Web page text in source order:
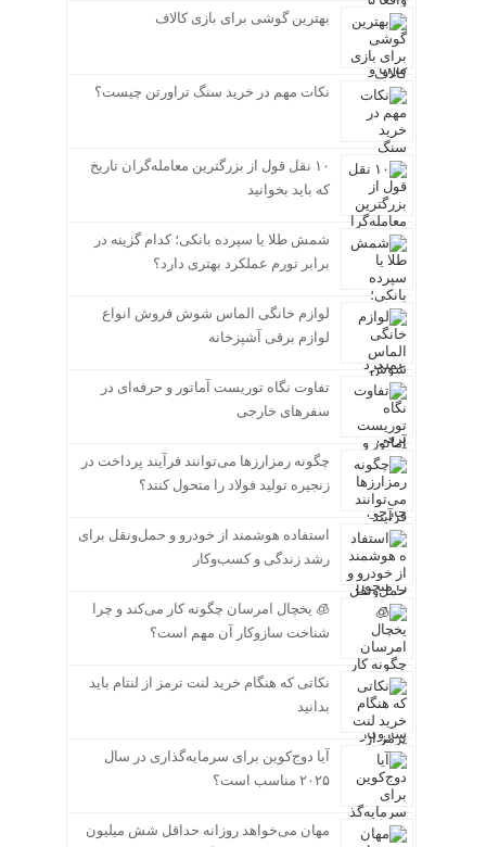
بهترین گوشی برای بازی کالاف
نکات مهم در خرید سنگ تراورتن چیست؟
۱۰ نقل قول از بزرگترین معامله‌گران تاریخ
که باید بخوانید
شمش طلا یا سپرده بانکی؛ کدام گزینه در
برابر تورم عملکرد بهتری دارد؟
لوازم خانگی الماس شوش فروش انواع
لوازم برقی آشپزخانه
تفاوت نگاه توریست آماتور و حرفه‌ای در
سفرهای خارجی
چگونه رمزارزها می‌توانند فرآیند پرداخت در
زنجیره تولید فولاد را متحول کنند؟
استفاده هوشمند از خودرو و حمل‌ونقل برای
رشد زندگی و کسب‌وکار
🧊 یخچال امرسان چگونه کار می‌کند و چرا
شناخت سازوکار آن مهم است؟
نکاتی که هنگام خرید لنت ترمز از لنتام باید
بدانید
آیا دوج‌کوین برای سرمایه‌گذاری در سال
۲۰۲۵ مناسب است؟
مهان می‌خواهد روزانه حداقل شش میلیون